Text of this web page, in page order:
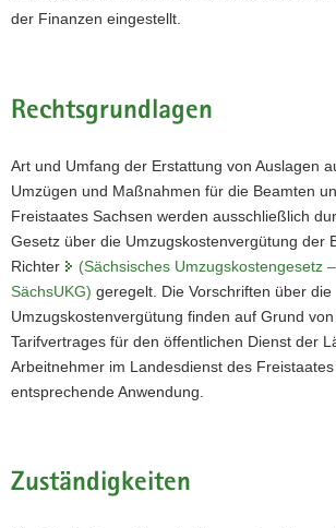
i
i
n
der Finanzen eingestellt.
Rechtsgrundlagen
Art und Umfang der Erstattung von Auslagen
Umzügen und Maßnahmen für die Beamten
Freistaates Sachsen werden ausschließlich
Ge­setz über die Umzugskostenvergütung der
Richter
(Sächsisches Umzugskostengesetz –
SächsUKG) geregelt. Die Vorschriften über die
Umzugskostenvergütung finden auf Grund
Tarifvertrages für den öffentlichen Dienst der
Arbeitnehmer im Landesdienst des
entsprechende Anwendung.
Zuständigkeiten